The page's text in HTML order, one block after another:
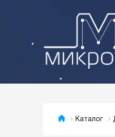
Каталог